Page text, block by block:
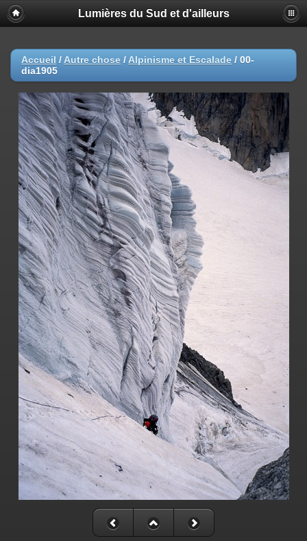
Lumières du Sud et d'ailleurs
Accueil / Autre chose / Alpinisme et Escalade / 00-
dia1905